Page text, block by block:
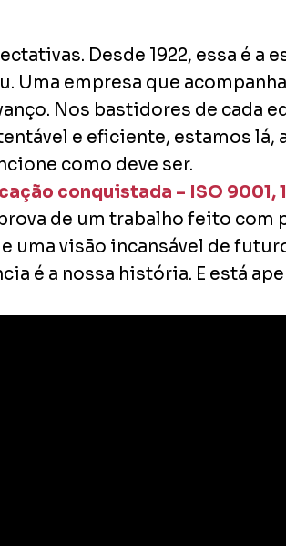
Desde 1922, essa é a
Uma empresa que
Nos bastidores de cada
e eficiente, estamos lá,
como deve ser.
conquistada – ISO 9001,
de um trabalho feito com
uma visão incansável de
é a nossa história. E está